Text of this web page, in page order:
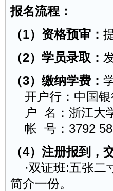
报名流程：
（1）资格预审：
（2）学员录取：
（3）缴纳学费：
开户行：中国银
户 名：浙江大
帐 号：3792
（4）注册报到，
·双证班:五张二
简介一份。